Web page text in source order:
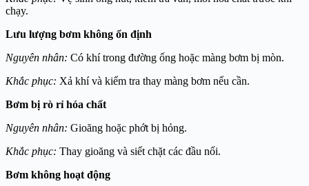
chạy.
Lưu lượng bơm không ổn định
Nguyên nhân: Có khí trong đường ống hoặc màng bơm bị mòn.
Khắc phục: Xả khí và kiểm tra thay màng bơm nếu cần.
Bơm bị rò rỉ hóa chất
Nguyên nhân: Gioăng hoặc phớt bị hỏng.
Khắc phục: Thay gioăng và siết chặt các đầu nối.
Bơm không hoạt động